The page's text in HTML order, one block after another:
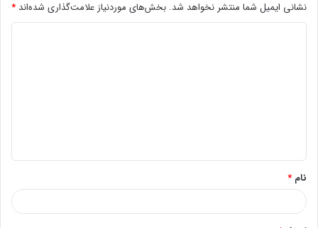
نشانی ایمیل شما منتشر نخواهد شد. بخش‌های موردنیاز علامت‌گذاری شده‌اند *
*
نام *